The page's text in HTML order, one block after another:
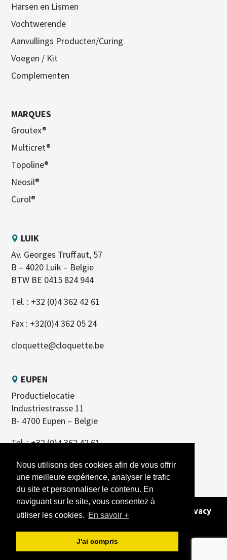
Nous utilisons des cookies afin de vous offrir
une meilleure expérience, analyser le trafic
du site et personnaliser le contenu. En
naviguant sur le site, vous consentez à
utiliser les cookies. En savoir +
J'ai compris
Harsen en Lismen
Vochtwerende
Aanvullings Producten/Curing
Voegen / Kit
Complementen
MARQUES
Groutex®
Multicret®
Topoline®
Neosil®
Curol®
LUIK
Av. Georges Truffaut, 57
B – 4020 Luik – Belgie
BTW BE 0415 824 944
Tel. : +32 (0)4 362 42 61
Fax : +32(0)4 362 05 24
cloquette@cloquette.be
EUPEN
Productielocatie
Industriestrasse 11
B- 4700 Eupen – Belgie
Tel. :+32 (0)4 362 42 61
Copyright 2023 - Alle rechten voorbehouden -
Privacy